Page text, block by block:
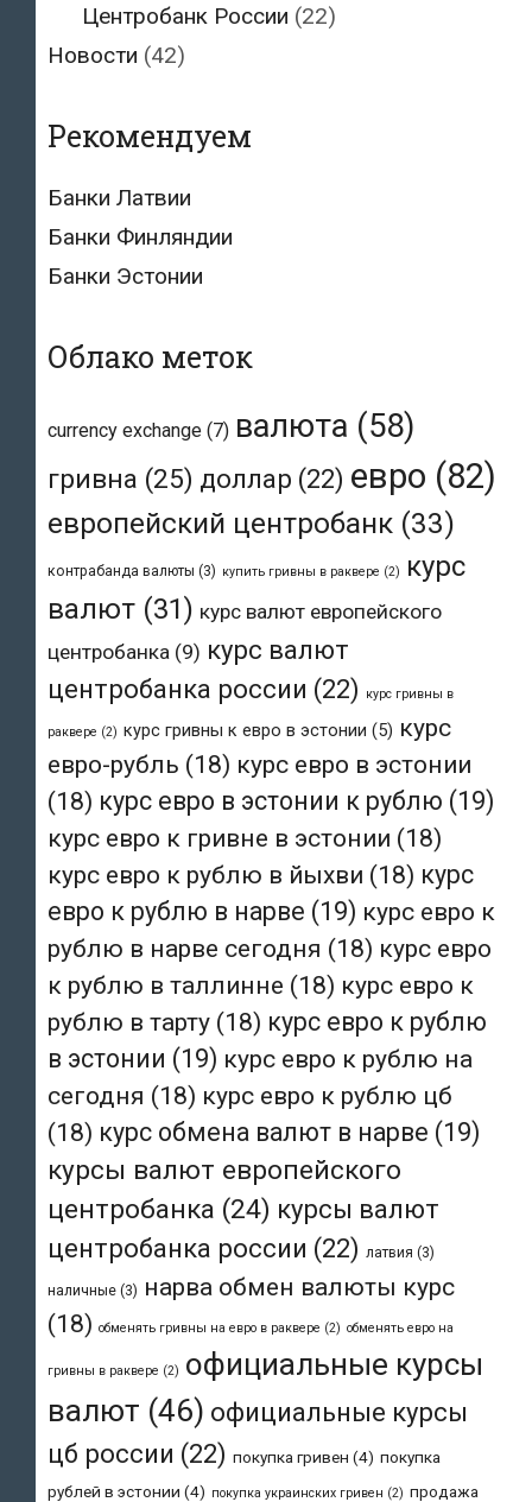
Центробанк России (22)
Новости (42)
Рекомендуем
Банки Латвии
Банки Финляндии
Банки Эстонии
Облако меток
currency exchange (7) валюта (58)
гривна (25) доллар (22) евро (82)
европейский центробанк (33)
контрабанда валюты (3) купить гривны в раквере (2)
курс
валют (31) курс валют европейского
центробанка (9) курс валют
центробанка россии (22) курс гривны в
раквере (2) курс гривны к евро в эстонии (5) курс
евро-рубль (18) курс евро в эстонии
(18) курс евро в эстонии к рублю (19)
курс евро к гривне в эстонии (18)
курс евро к рублю в йыхви (18) курс
евро к рублю в нарве (19) курс евро к
рублю в нарве сегодня (18) курс евро
к рублю в таллинне (18) курс евро к
рублю в тарту (18) курс евро к рублю
в эстонии (19) курс евро к рублю на
сегодня (18) курс евро к рублю цб
(18) курс обмена валют в нарве (19)
курсы валют европейского
центробанка (24) курсы валют
центробанка россии (22) латвия (3)
наличные (3) нарва обмен валюты курс
(18) обменять гривны на евро в раквере (2) обменять евро на
гривны в раквере (2) официальные курсы
валют (46) официальные курсы
цб россии (22) покупка гривен (4) покупка
рублей в эстонии (4) покупка украинских гривен (2) продажа